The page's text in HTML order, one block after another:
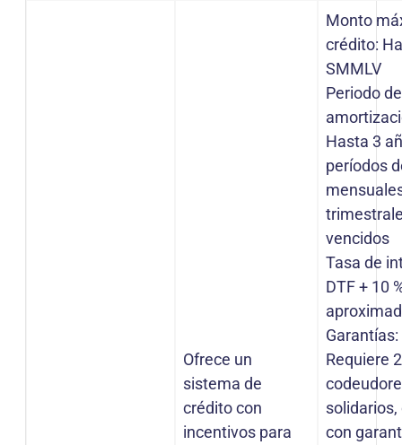
Ofrece un
sistema de
crédito con
incentivos para
Monto
crédito:
SMMLV
Periodo de
Hasta 3
períodos
vencidos
Tasa de
DTF + 10
Garantías:
Requiere 2
con